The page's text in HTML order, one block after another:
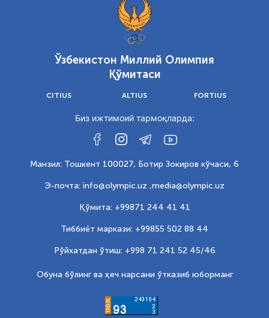
Ўзбекистон Миллий Олимпия
Қўмитаси
CITIUS ALTIUS FORTIUS
Биз ижтимоий тармоқларда:
Манзил: Тошкент 100027, Ботир Зокиров кўчаси, 6
Э-почта: info@olympic.uz ,media@olympic.uz
Қўмита: +99871 244 41 41
Тиббиёт маркази: +99855 502 88 44
Рўйхатдан ўтиш: +998 71 241 52 45/46
Обуна бўлинг ва ҳеч нарсани ўтказиб юборманг